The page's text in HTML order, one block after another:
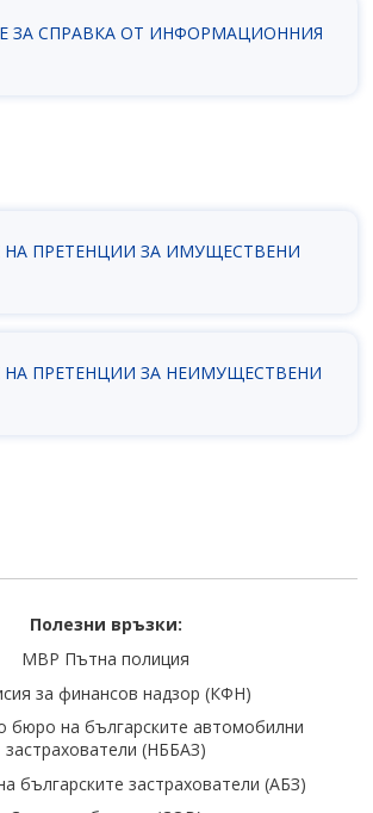
ЗА СПРАВКА ОТ ИНФОРМАЦИОННИЯ
НА ПРЕТЕНЦИИ ЗА ИМУЩЕСТВЕНИ
НА ПРЕТЕНЦИИ ЗА НЕИМУЩЕСТВЕНИ
Полезни връзки:
МВР Пътна полиция
за финансов надзор (КФН)
бюро на българските автомобилни
застрахователи (НББАЗ)
българските застрахователи (АБЗ)